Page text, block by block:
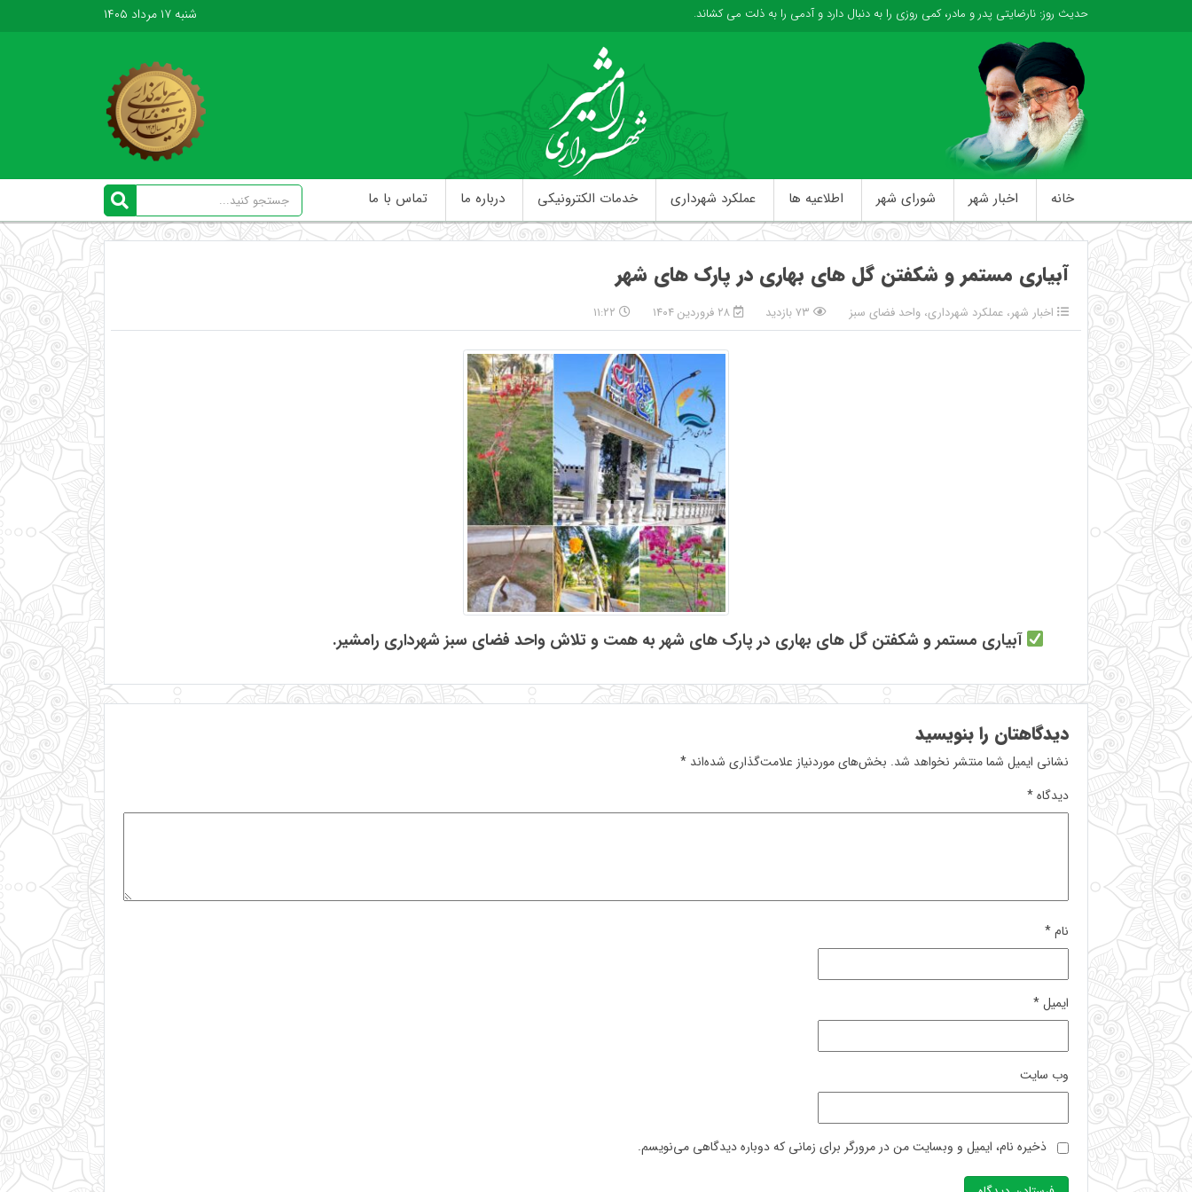
حدیث روز: نارضایتی پدر و مادر، کمی روزی را به دنبال دارد و آدمی را به ذلت می کشاند. شنبه ۱۷ مرداد ۱۴۰۵
خانه اخبار شهر شورای شهر اطلاعیه ها عملکرد شهرداری خدمات الکترونیکی درباره ما تماس با ما
آبیاری مستمر و شکفتن گل های بهاری در پارک های شهر
اخبار شهر، عملکرد شهرداری، واحد فضای سبز ۷۳ بازدید ۲۸ فروردین ۱۴۰۴ ۱۱:۲۲
آبیاری مستمر و شکفتن گل های بهاری در پارک های شهر به همت و تلاش واحد فضای سبز شهرداری رامشیر.
دیدگاهتان را بنویسید
نشانی ایمیل شما منتشر نخواهد شد. بخش‌های موردنیاز علامت‌گذاری شده‌اند *
دیدگاه*
نام*
ایمیل*
وب‌ سایت
ذخیره نام، ایمیل و وبسایت من در مرورگر برای زمانی که دوباره دیدگاهی می‌نویسم.